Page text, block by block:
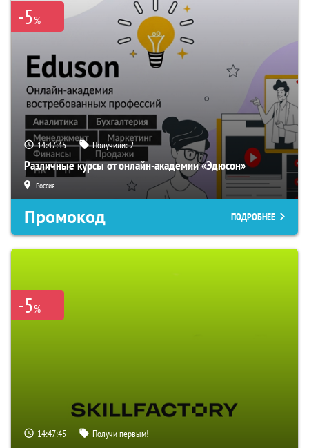
-5%
14:47:43 Получили:2
Различные курсы от онлайн-академии «Эдюсон»
Россия
Промокод ПОДРОБНЕЕ
-5%
14:47:43 Получи первым!